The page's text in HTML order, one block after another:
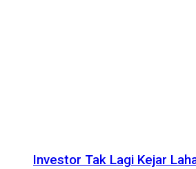
Investor Tak Lagi Kejar